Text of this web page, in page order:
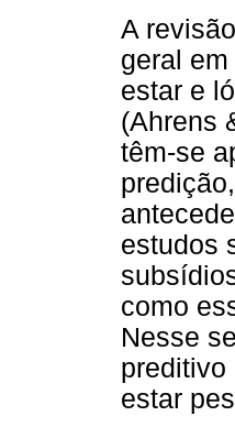
A
geral
estar e
(Ahrens
têm-se
estudos
como
Nesse
preditivo
estar